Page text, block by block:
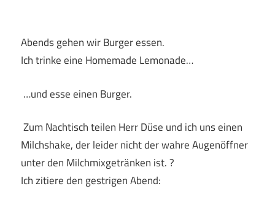
Abends gehen wir Burger essen.
Ich trinke eine Homemade Lemonade…
…und esse einen Burger.
Zum Nachtisch teilen Herr Düse und ich uns einen
Milchshake, der leider nicht der wahre Augenöffner
unter den Milchmixgetränken ist. ?
Ich zitiere den gestrigen Abend: